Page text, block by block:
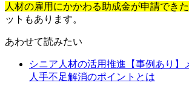
人材の雇用にかかわる助成金が申請でき
ットもあります。
あわせて読みたい
シニア人材の活用推進【事例あり】
人手不足解消のポイントとは